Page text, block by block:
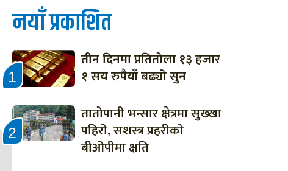
नयाँ प्रकाशित
तीन दिनमा प्रतितोला १३ हजार
१ सय रुपैयाँ बढ्यो सुन
तातोपानी भन्सार क्षेत्रमा सुख्खा
पहिरो, सशस्त्र प्रहरीको
बीओपीमा क्षति